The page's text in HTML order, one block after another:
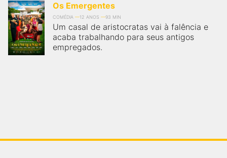
Os Emergentes
COMÉDIA 12 ANOS 93 MIN
Um casal de aristocratas vai à falência e
acaba trabalhando para seus antigos
empregados.